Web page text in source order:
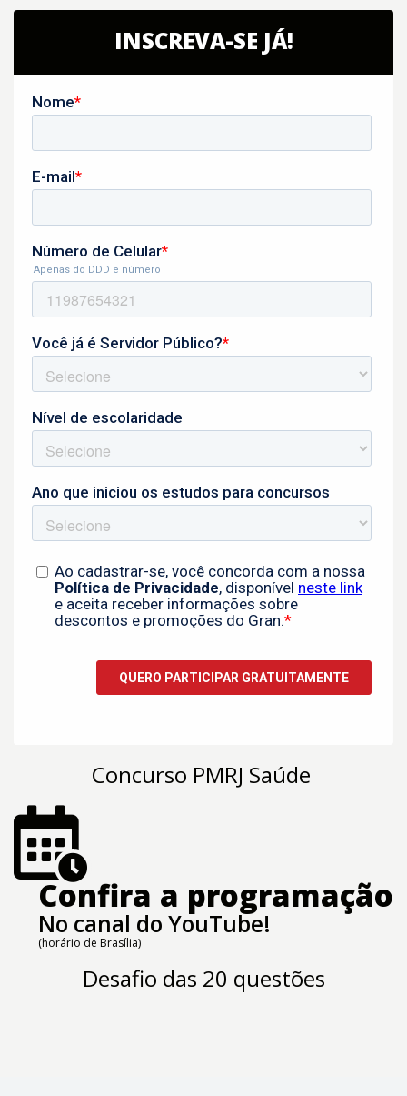
INSCREVA-SE JÁ!
Concurso PMRJ Saúde
Confira a programação
No canal do YouTube!
(horário de Brasília)
Desafio das 20 questões